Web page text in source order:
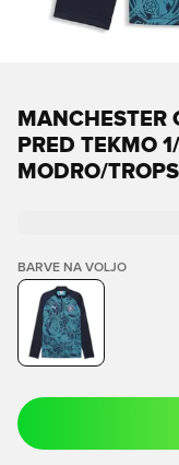
MANCHESTER
PRED TEKMO
MODRO/
BARVE NA VOLJO